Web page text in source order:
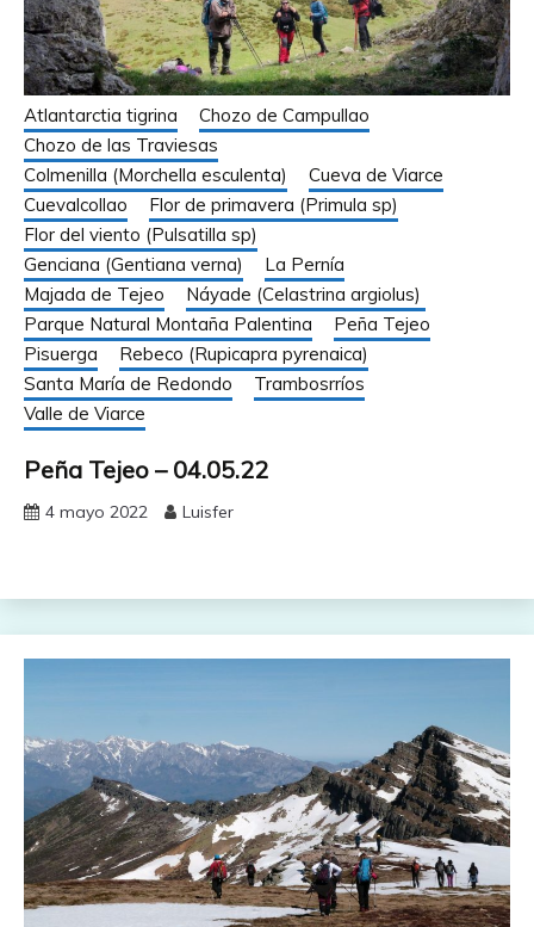
Atlantarctia tigrina
Chozo de Campullao
Chozo de las Traviesas
Colmenilla (Morchella esculenta)
Cueva de Viarce
Cuevalcollao
Flor de primavera (Primula sp)
Flor del viento (Pulsatilla sp)
Genciana (Gentiana verna)
La Pernía
Majada de Tejeo
Náyade (Celastrina argiolus)
Parque Natural Montaña Palentina
Peña Tejeo
Pisuerga
Rebeco (Rupicapra pyrenaica)
Santa María de Redondo
Trambosrríos
Valle de Viarce
Peña Tejeo – 04.05.22
4 mayo 2022 Luisfer